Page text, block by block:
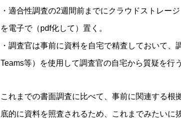
・適合性調査の2週間前までにクラウドストレー
を電子で（pdf化して）置く。
・調査官は事前に資料を自宅で精査しておいて
Teams等）を使用して調査官の自宅から質疑を行う
これまでの書面調査に比べて、事前に関連する
底的に資料を照査されるため、これまでみたい